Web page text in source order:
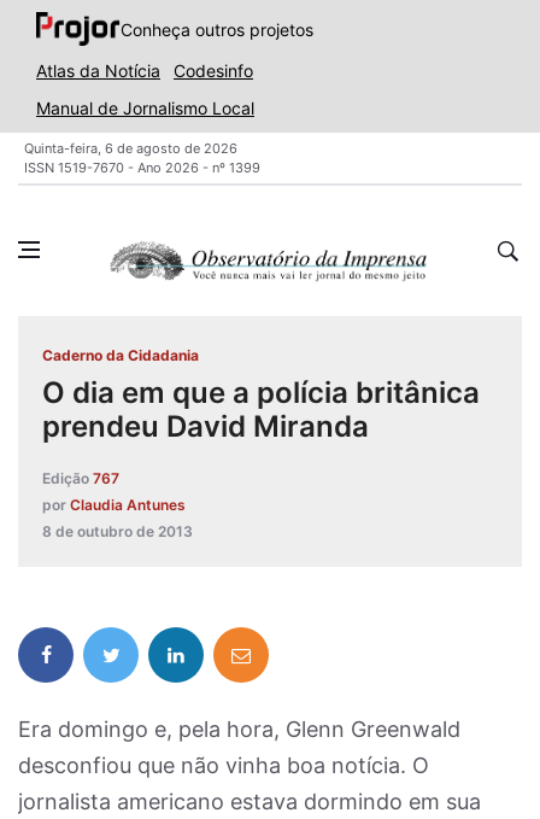
Conheça outros projetos
Atlas da Notícia
Codesinfo
Manual de Jornalismo Local
Quinta-feira, 6 de agosto de 2026
ISSN 1519-7670 - Ano 2026 - nº 1399
Caderno da Cidadania
O dia em que a polícia britânica
prendeu David Miranda
Edição 767
por Claudia Antunes
8 de outubro de 2013
Era domingo e, pela hora, Glenn Greenwald
desconfiou que não vinha boa notícia. O
jornalista americano estava dormindo em sua